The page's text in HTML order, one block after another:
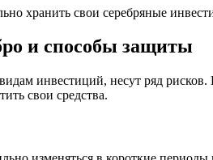
хранить свои серебряные
и способы защиты
инвестиций, несут ряд
свои средства.